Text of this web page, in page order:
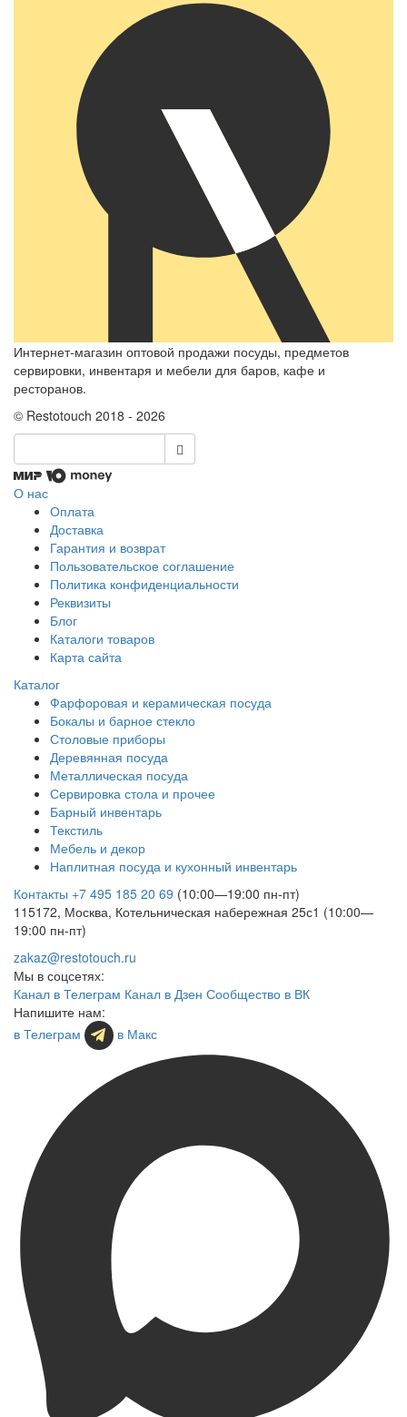
Интернет-магазин оптовой продажи посуды, предметов
сервировки, инвентаря и мебели для баров, кафе и
ресторанов.
© Restotouch 2018 - 2026
О нас
Оплата
Доставка
Гарантия и возврат
Пользовательское соглашение
Политика конфиденциальности
Реквизиты
Блог
Каталоги товаров
Карта сайта
Каталог
Фарфоровая и керамическая посуда
Бокалы и барное стекло
Столовые приборы
Деревянная посуда
Металлическая посуда
Сервировка стола и прочее
Барный инвентарь
Текстиль
Мебель и декор
Наплитная посуда и кухонный инвентарь
Контакты +7 495 185 20 69 (10:00—19:00 пн-пт)
115172, Москва, Котельническая набережная 25с1 (10:00—
19:00 пн-пт)
zakaz@restotouch.ru
Мы в соцсетях:
Канал в Телеграм Канал в Дзен Сообщество в ВК
Напишите нам:
в Телеграм
в Макс